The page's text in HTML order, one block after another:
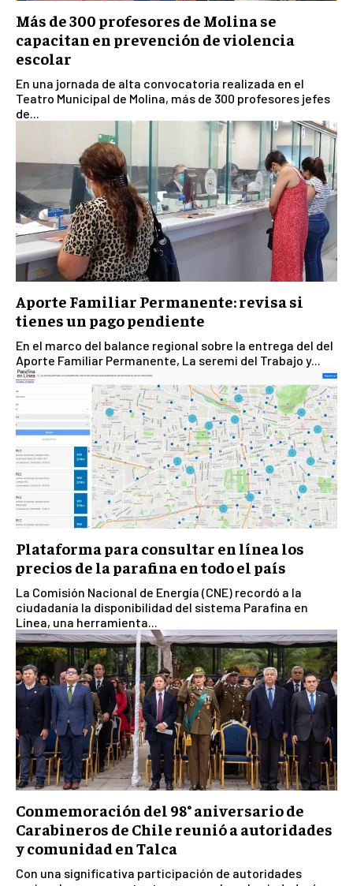
Más de 300 profesores de Molina se
capacitan en prevención de violencia
escolar
En una jornada de alta convocatoria realizada en el
Teatro Municipal de Molina, más de 300 profesores jefes
de...
Aporte Familiar Permanente: revisa si
tienes un pago pendiente
En el marco del balance regional sobre la entrega del del
Aporte Familiar Permanente, La seremi del Trabajo y...
Plataforma para consultar en línea los
precios de la parafina en todo el país
La Comisión Nacional de Energía (CNE) recordó a la
ciudadanía la disponibilidad del sistema Parafina en
Línea, una herramienta...
Conmemoración del 98° aniversario de
Carabineros de Chile reunió a autoridades
y comunidad en Talca
Con una significativa participación de autoridades